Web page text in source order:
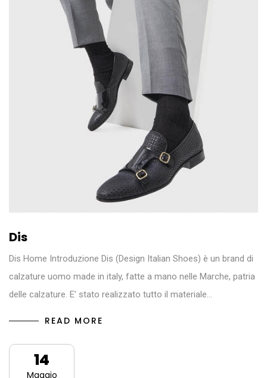
Dis
Dis Home Introduzione Dis (Design Italian Shoes) è un brand di
calzature uomo made in italy, fatte a mano nelle Marche, patria
delle calzature. E' stato realizzato tutto il materiale…
READ MORE
14
Maggio